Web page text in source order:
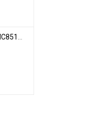
ZTE G5 Pro (MC8512) | Router 5G WiFi7 Be7200 Hỗ Trợ Băng Tần 6Ghz Cực Mạnh